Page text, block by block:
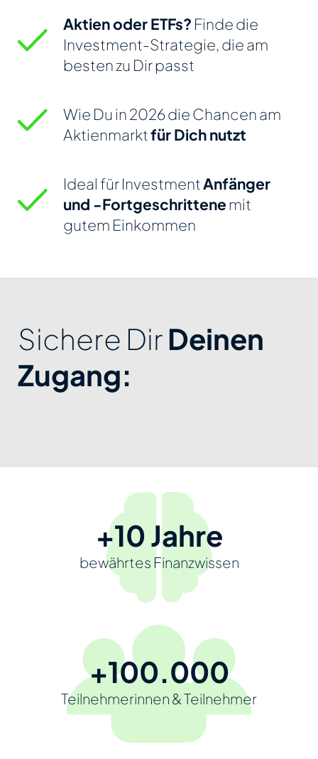
Aktien oder ETFs? Finde die
Investment-Strategie, die am
besten zu Dir passt
Wie Du in 2026 die Chancen am
Aktienmarktfür Dich nutzt
Ideal für InvestmentAnfänger
und -Fortgeschrittenemit
gutem Einkommen
Sichere DirDeinen
Zugang:
+10 Jahre
bewährtes Finanzwissen
+100.000
Teilnehmerinnen & Teilnehmer